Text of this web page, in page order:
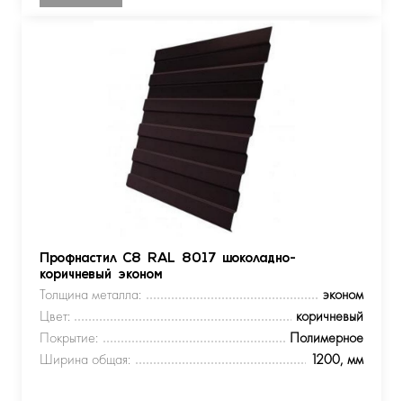
Профнастил С8 RAL 8017 шоколадно-
коричневый эконом
Толщина металла:
эконом
Цвет:
коричневый
Покрытие:
Полимерное
Ширина общая:
1200, мм